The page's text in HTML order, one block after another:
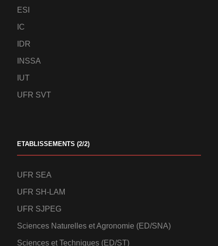
ESI
IC
IDR
INSSA
IUT
UFR SVT
ETABLISSEMENTS (2/2)
UFR SEA
UFR SH-LAM
UFR SJPEG
Sciences Naturelles et Agronomie (ED/SNA)
Sciences et Techniques (ED/ST)